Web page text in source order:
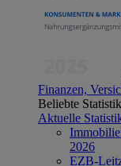
Finanzen,
Beliebte
Aktuelle
2026
EZB-